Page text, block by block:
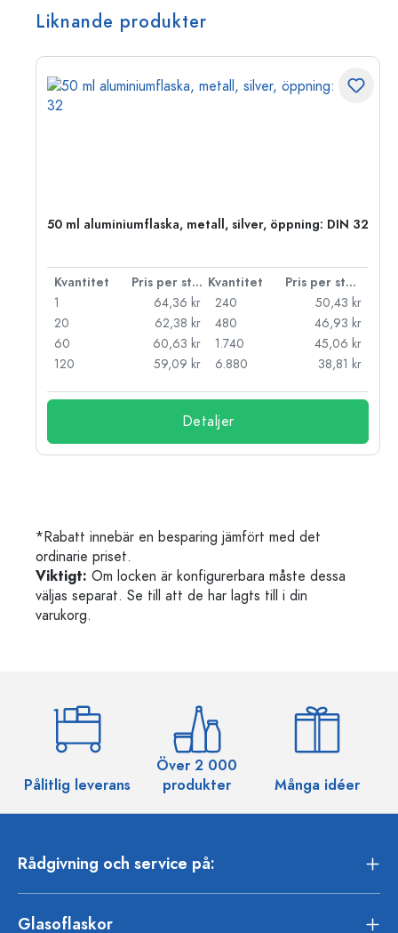
Liknande produkter
50 ml aluminiumflaska, metall, silver, öppning: DIN 32
Kvantitet Pris per styck Kvantitet
Pris per styck
1
64,36 kr
20
62,38 kr
60
60,63 kr
120
59,09 kr
240
50,43 kr
480
46,93 kr
1.740
45,06 kr
6.880
38,81 kr
Detaljer
*Rabatt innebär en besparing jämfört med det
ordinarie priset.
Viktigt: Om locken är konfigurerbara måste dessa
väljas separat. Se till att de har lagts till i din
varukorg.
Pålitlig leverans
Över 2 000
produkter
Många idéer
Rådgivning och service på:
Glasoflaskor